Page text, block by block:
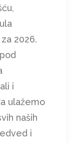
2026.
i
ulažemo
naših
i